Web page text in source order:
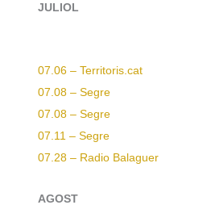
JULIOL
07.06 – Territoris.cat
07.08 – Segre
07.08 – Segre
07.11 – Segre
07.28 – Radio Balaguer
AGOST